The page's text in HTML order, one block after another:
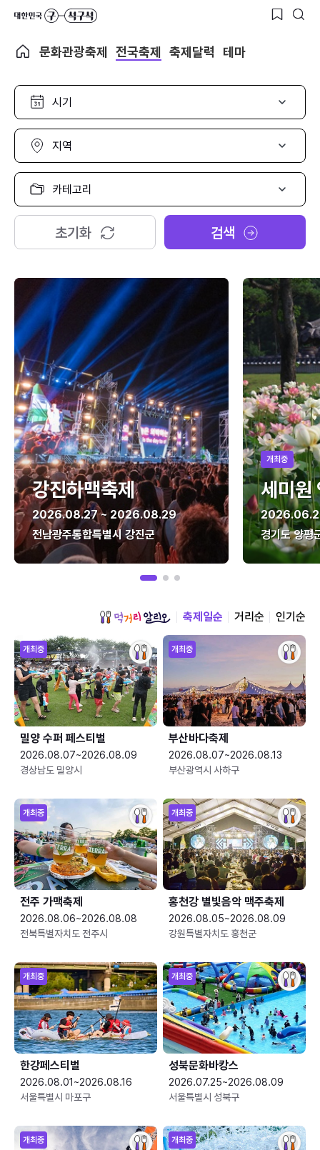
문화관광축제 전국축제 축제달력 테마
시
선
택
지
선
택
카
고
리
택
초기화 검색
강진하맥축제
2026.08.27 ~ 2026.08.29
전남광주통합특별시 강진군
개최중
세미원
경기도 양평
축제일순 거리순 인기순
개최중
밀양 수퍼 페스티벌
2026.08.07~2026.08.09
경상남도 밀양시
개최중
부산바다축제
2026.08.07~2026.08.13
부산광역시 사하구
개최중
전주 가맥축제
2026.08.06~2026.08.08
전북특별자치도 전주시
개최중
홍천강 별빛음악 맥주축제
2026.08.05~2026.08.09
강원특별자치도 홍천군
개최중
한강페스티벌
2026.08.01~2026.08.16
서울특별시 마포구
개최중
성북문화바캉스
2026.07.25~2026.08.09
서울특별시 성북구
개최중 개최중